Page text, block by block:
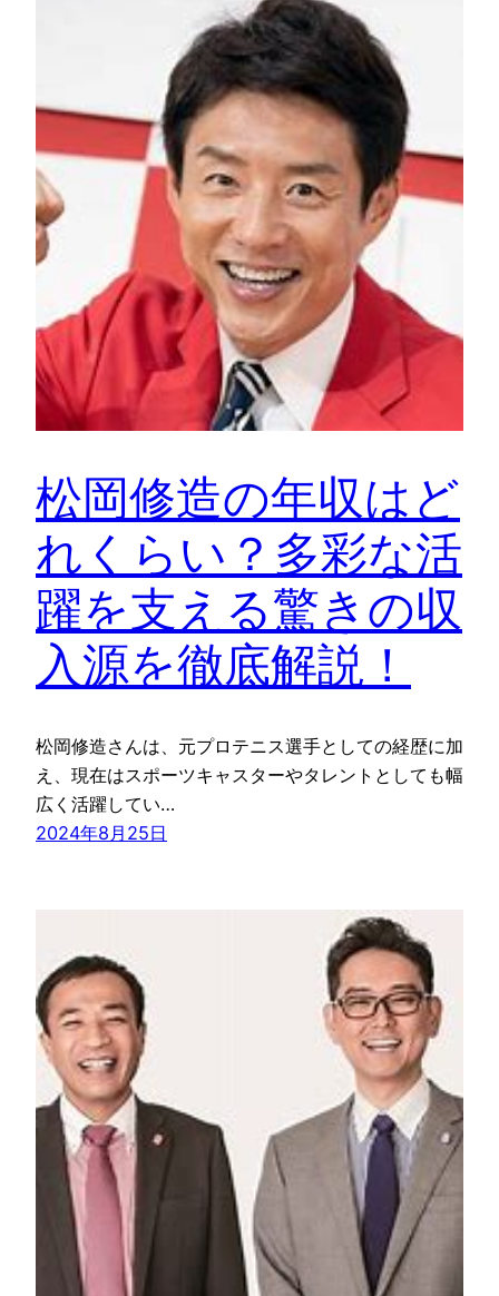
松岡修造の年収はど
れくらい？多彩な活
躍を支える驚きの収
入源を徹底解説！
松岡修造さんは、元プロテニス選手としての経歴に加
え、現在はスポーツキャスターやタレントとしても幅
広く活躍してい…
2024年8月25日